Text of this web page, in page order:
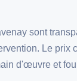
sont
Le prix
d'œuvre et